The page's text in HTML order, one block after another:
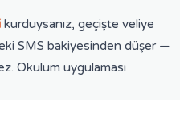
kurduysanız, geçişte veliye
SMS bakiyesinden düşer —
Okulum uygulaması